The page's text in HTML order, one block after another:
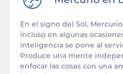
En el signo del Sol,
incluso en algunas
inteligencia se pone al
Produce una mente
enfocar las cosas con una